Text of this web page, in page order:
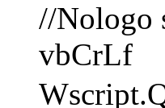
//Nologo
vbCrLf